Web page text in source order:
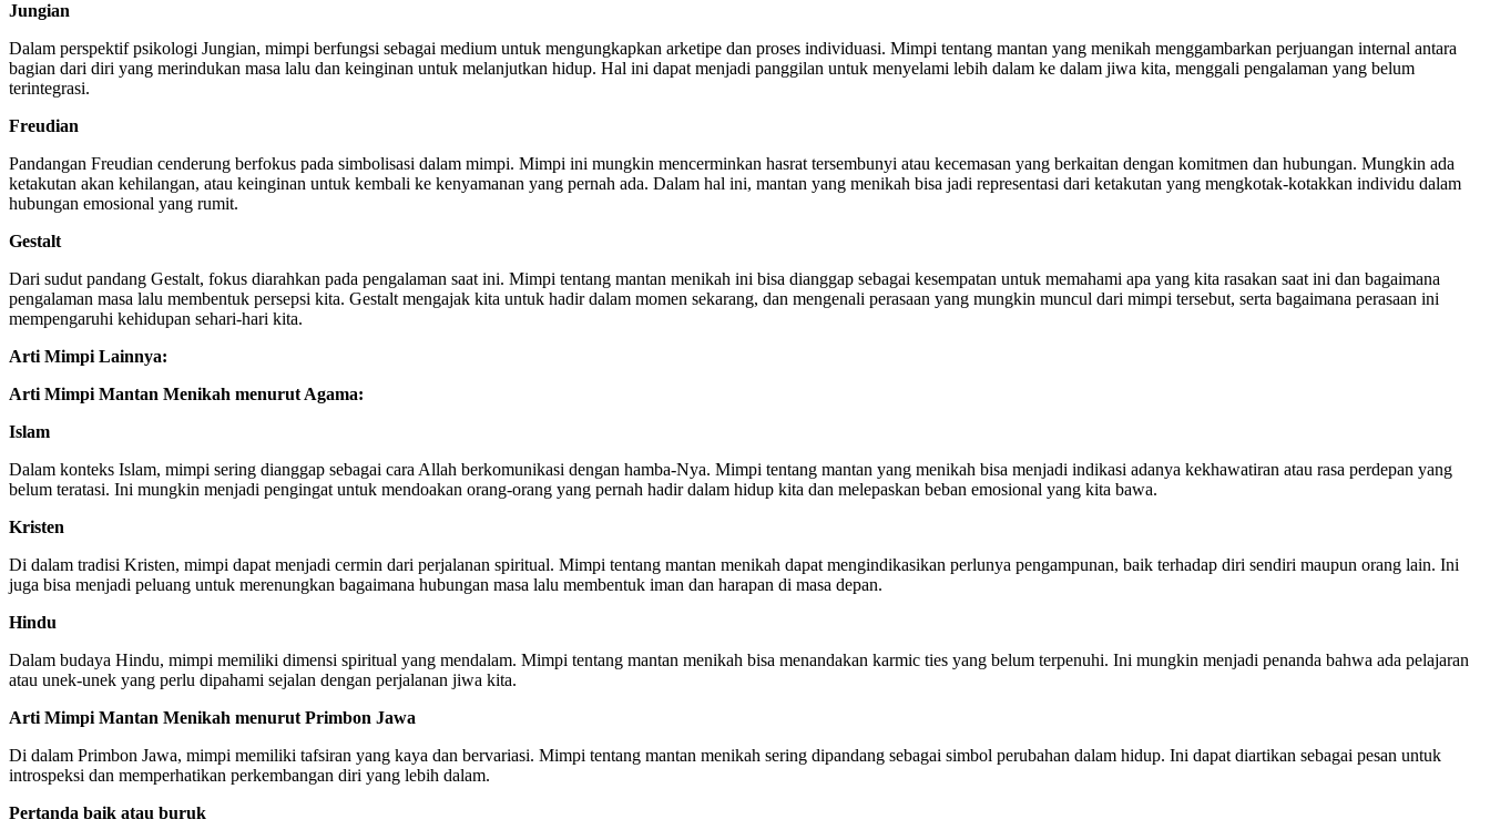
Jungian
Dalam perspektif psikologi Jungian, mimpi berfungsi sebagai medium untuk mengungkapkan arketipe dan proses individuasi. Mimpi tentang mantan yang menikah menggambarkan perjuangan internal antara
bagian dari diri yang merindukan masa lalu dan keinginan untuk melanjutkan hidup. Hal ini dapat menjadi panggilan untuk menyelami lebih dalam ke dalam jiwa kita, menggali pengalaman yang belum
terintegrasi.
Freudian
Pandangan Freudian cenderung berfokus pada simbolisasi dalam mimpi. Mimpi ini mungkin mencerminkan hasrat tersembunyi atau kecemasan yang berkaitan dengan komitmen dan hubungan. Mungkin ada
ketakutan akan kehilangan, atau keinginan untuk kembali ke kenyamanan yang pernah ada. Dalam hal ini, mantan yang menikah bisa jadi representasi dari ketakutan yang mengkotak-kotakkan individu dalam
hubungan emosional yang rumit.
Gestalt
Dari sudut pandang Gestalt, fokus diarahkan pada pengalaman saat ini. Mimpi tentang mantan menikah ini bisa dianggap sebagai kesempatan untuk memahami apa yang kita rasakan saat ini dan bagaimana
pengalaman masa lalu membentuk persepsi kita. Gestalt mengajak kita untuk hadir dalam momen sekarang, dan mengenali perasaan yang mungkin muncul dari mimpi tersebut, serta bagaimana perasaan ini
mempengaruhi kehidupan sehari-hari kita.
Arti Mimpi Lainnya:
Arti Mimpi Mantan Menikah menurut Agama:
Islam
Dalam konteks Islam, mimpi sering dianggap sebagai cara Allah berkomunikasi dengan hamba-Nya. Mimpi tentang mantan yang menikah bisa menjadi indikasi adanya kekhawatiran atau rasa perdepan yang
belum teratasi. Ini mungkin menjadi pengingat untuk mendoakan orang-orang yang pernah hadir dalam hidup kita dan melepaskan beban emosional yang kita bawa.
Kristen
Di dalam tradisi Kristen, mimpi dapat menjadi cermin dari perjalanan spiritual. Mimpi tentang mantan menikah dapat mengindikasikan perlunya pengampunan, baik terhadap diri sendiri maupun orang lain. Ini
juga bisa menjadi peluang untuk merenungkan bagaimana hubungan masa lalu membentuk iman dan harapan di masa depan.
Hindu
Dalam budaya Hindu, mimpi memiliki dimensi spiritual yang mendalam. Mimpi tentang mantan menikah bisa menandakan karmic ties yang belum terpenuhi. Ini mungkin menjadi penanda bahwa ada pelajaran
atau unek-unek yang perlu dipahami sejalan dengan perjalanan jiwa kita.
Arti Mimpi Mantan Menikah menurut Primbon Jawa
Di dalam Primbon Jawa, mimpi memiliki tafsiran yang kaya dan bervariasi. Mimpi tentang mantan menikah sering dipandang sebagai simbol perubahan dalam hidup. Ini dapat diartikan sebagai pesan untuk
introspeksi dan memperhatikan perkembangan diri yang lebih dalam.
Pertanda baik atau buruk